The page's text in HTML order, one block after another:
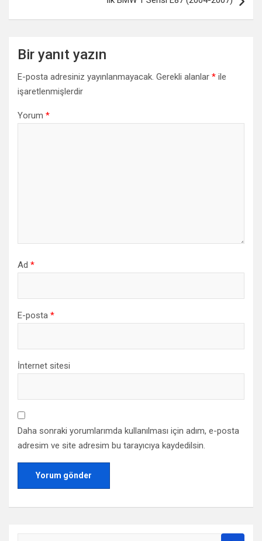
Bir yanıt yazın
E-posta adresiniz yayınlanmayacak. Gerekli alanlar * ile
işaretlenmişlerdir
Yorum *
Ad *
E-posta *
İnternet sitesi
Daha sonraki yorumlarımda kullanılması için adım, e-posta
adresim ve site adresim bu tarayıcıya kaydedilsin.